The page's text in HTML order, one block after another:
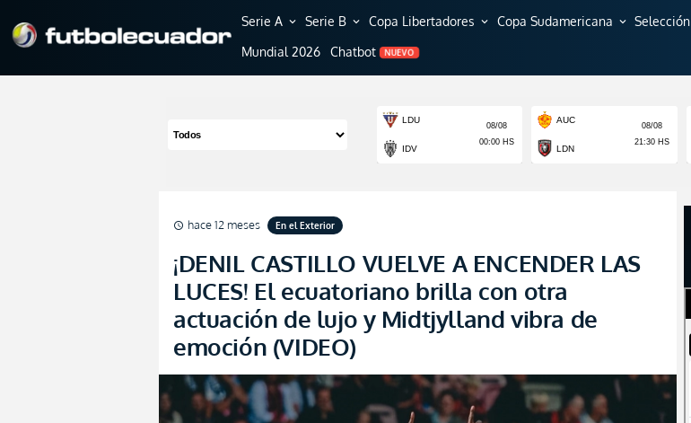
Serie A expand_more Serie B expand_more Copa Libertadores expand_more Copa Sudamericana expand_more Selección
Mundial 2026 Chatbot NUEVO
schedule hace 12 meses En el Exterior
¡DENIL CASTILLO VUELVE A ENCENDER LAS
LUCES! El ecuatoriano brilla con otra
actuación de lujo y Midtjylland vibra de
emoción (VIDEO)